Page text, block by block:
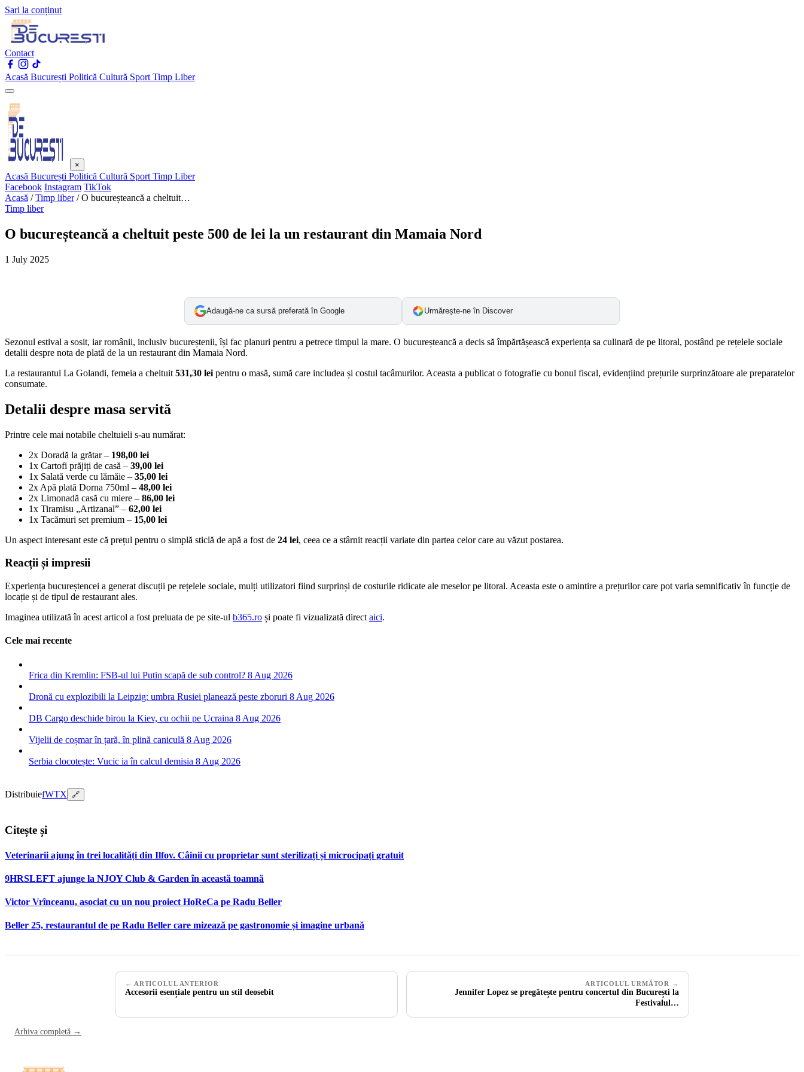
Sari la conținut
Contact
Acasă București Politică Cultură Sport Timp Liber
×
Acasă București Politică Cultură Sport Timp Liber
Facebook Instagram TikTok
Acasă /Timp liber /O bucureșteancă a cheltuit…
Timp liber
O bucureșteancă a cheltuit peste 500 de lei la un restaurant din Mamaia Nord
1 July 2025
Adaugă-ne ca sursă preferată în Google Urmărește-ne în Discover
Sezonul estival a sosit, iar românii, inclusiv bucureștenii, își fac planuri pentru a petrece timpul la mare. O bucureșteancă a decis să împărtășească experiența sa culinară de pe litoral, postând pe rețelele sociale
detalii despre nota de plată de la un restaurant din Mamaia Nord.
La restaurantul La Golandi, femeia a cheltuit 531,30 lei pentru o masă, sumă care includea și costul tacâmurilor. Aceasta a publicat o fotografie cu bonul fiscal, evidențiind prețurile surprinzătoare ale preparatelor
consumate.
Detalii despre masa servită
Printre cele mai notabile cheltuieli s-au numărat:
2x Doradă la grătar – 198,00 lei
1x Cartofi prăjiți de casă – 39,00 lei
1x Salată verde cu lămăie – 35,00 lei
2x Apă plată Dorna 750ml – 48,00 lei
2x Limonadă casă cu miere – 86,00 lei
1x Tiramisu „Artizanal” – 62,00 lei
1x Tacămuri set premium – 15,00 lei
Un aspect interesant este că prețul pentru o simplă sticlă de apă a fost de 24 lei, ceea ce a stârnit reacții variate din partea celor care au văzut postarea.
Reacții și impresii
Experiența bucureștencei a generat discuții pe rețelele sociale, mulți utilizatori fiind surprinși de costurile ridicate ale meselor pe litoral. Aceasta este o amintire a prețurilor care pot varia semnificativ în funcție de
locație și de tipul de restaurant ales.
Imaginea utilizată în acest articol a fost preluata de pe site-ul b365.ro și poate fi vizualizată direct aici.
Cele mai recente
Frica din Kremlin: FSB-ul lui Putin scapă de sub control? 8 Aug 2026
Dronă cu explozibili la Leipzig: umbra Rusiei planează peste zboruri 8 Aug 2026
DB Cargo deschide birou la Kiev, cu ochii pe Ucraina 8 Aug 2026
Vijelii de coșmar în țară, în plină caniculă 8 Aug 2026
Serbia clocotește: Vucic ia în calcul demisia 8 Aug 2026
DistribuiefWTX 🔗
Citește și
Veterinarii ajung în trei localități din Ilfov. Câinii cu proprietar sunt sterilizați și microcipați gratuit
9HRSLEFT ajunge la NJOY Club & Garden în această toamnă
Victor Vrînceanu, asociat cu un nou proiect HoReCa pe Radu Beller
Beller 25, restaurantul de pe Radu Beller care mizează pe gastronomie și imagine urbană
← ARTICOLUL ANTERIOR
Accesorii esențiale pentru un stil deosebit
ARTICOLUL URMĂTOR →
Jennifer Lopez se pregătește pentru concertul din București la
Festivalul…
Arhiva completă →